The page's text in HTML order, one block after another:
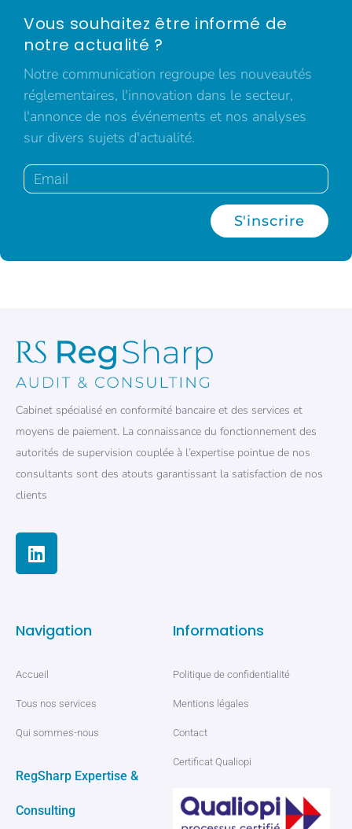
Vous souhaitez être informé de
notre actualité ?
Notre communication regroupe les nouveautés
réglementaires, l'innovation dans le secteur,
l'annonce de nos événements et nos analyses
sur divers sujets d'actualité.
S'inscrire
Cabinet spécialisé en conformité bancaire et des services et
moyens de paiement. La connaissance du fonctionnement des
autorités de supervision couplée à l’expertise pointue de nos
consultants sont des atouts garantissant la satisfaction de nos
clients
Navigation
Accueil
Tous nos services
Qui sommes-nous
RegSharp Expertise &
Consulting
Informations
Politique de confidentialité
Mentions légales
Contact
Certificat Qualiopi